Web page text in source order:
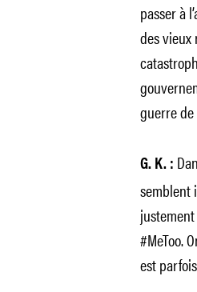
passer à
des
guerre
G. K. :
semblent
#MeToo.
est